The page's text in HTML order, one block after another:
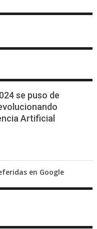
se puso de
Artificial
en Google